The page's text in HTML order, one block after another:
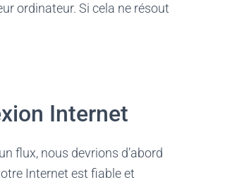
ordinateur. Si cela ne résout
Internet
flux, nous devrions d’abord
Internet est fiable et